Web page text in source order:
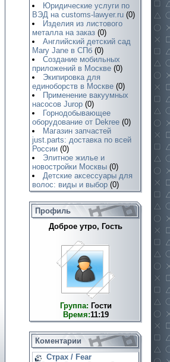
Юридические услуги по
ВЭД на customs-lawyer.ru (0)
Изделия из листового
металла на заказ (0)
Английский детский сад
Mary Jane в СПб (0)
Создание мобильных
приложений в Москве (0)
Экипировка для
единоборств в Москве (0)
Применение вакуумных
насосов Jurop (0)
Горнодобывающее
оборудование от Dekree (0)
Магазин запчастей
just.parts: доставка по всей
России (0)
Элитное жилье и
новостройки Москвы (0)
Детские аксессуары для
волос: виды и выбор (0)
Профиль
Доброе утро, Гость
Группа: Гости
Время:11:19
Коментарии
Страх / Fear